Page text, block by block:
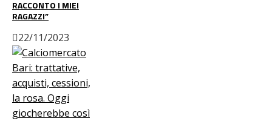
RACCONTO I MIEI
RAGAZZI”
22/11/2023